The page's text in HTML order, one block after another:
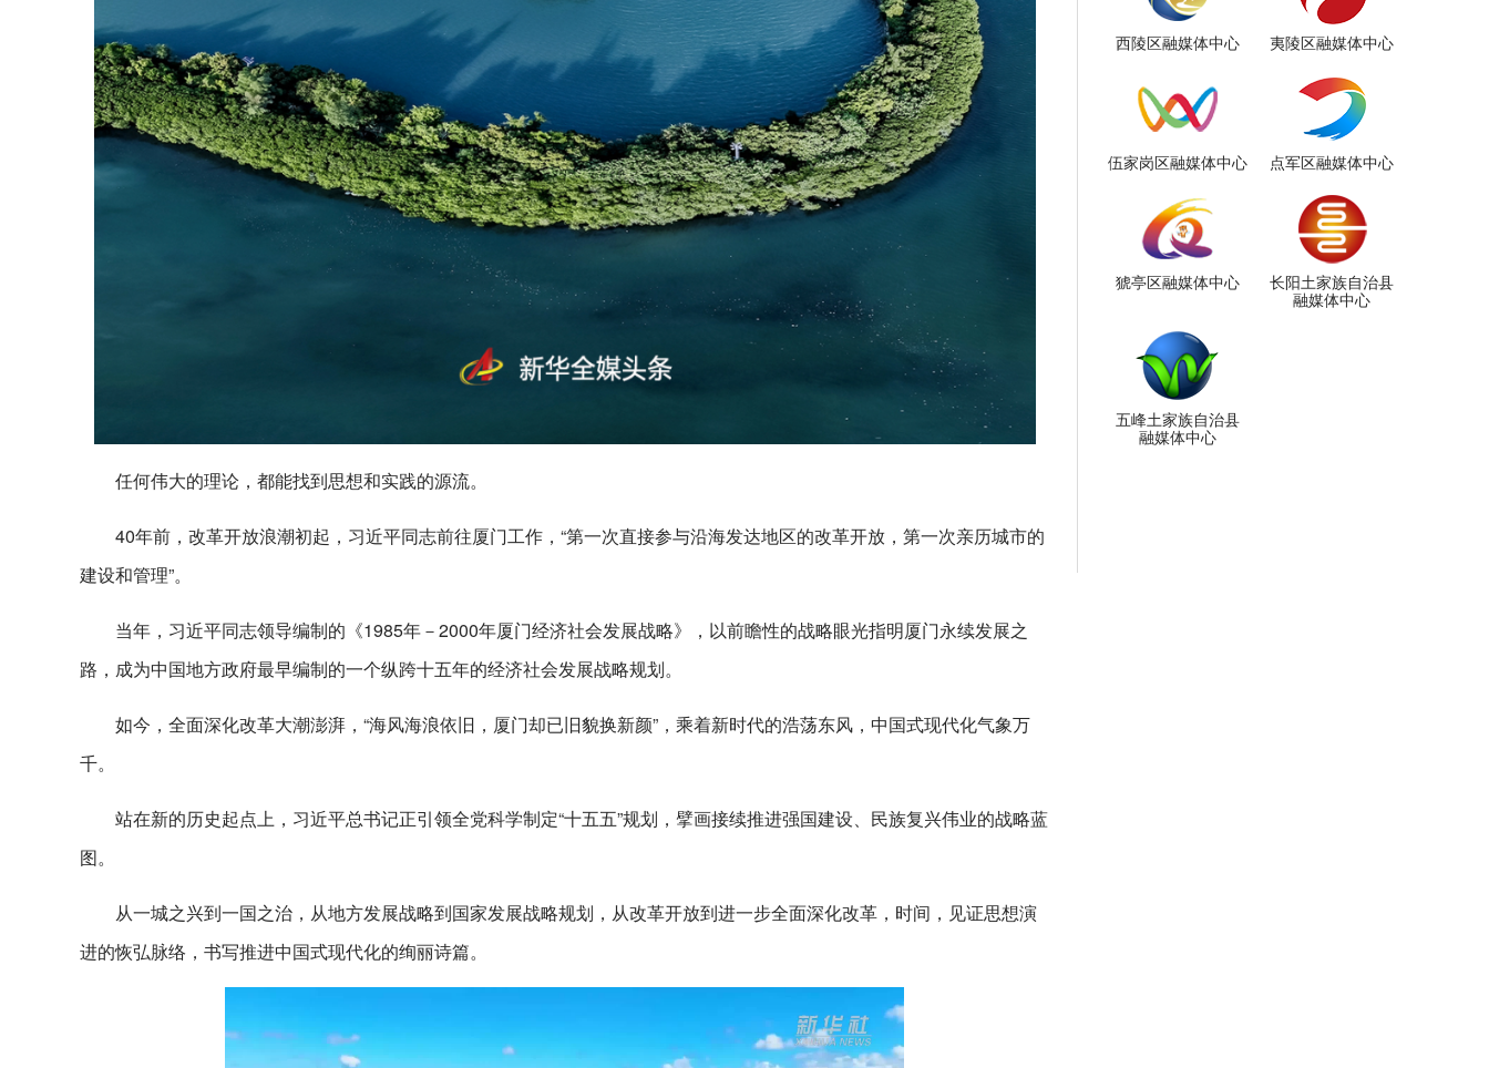
任何伟大的理论，都能找到思想和实践的源流。
40年前，改革开放浪潮初起，习近平同志前往厦门工作，“第一次直接参与沿海发达地区的改革开放，第一次亲历城市的
建设和管理”。
当年，习近平同志领导编制的《1985年－2000年厦门经济社会发展战略》，以前瞻性的战略眼光指明厦门永续发展之
路，成为中国地方政府最早编制的一个纵跨十五年的经济社会发展战略规划。
如今，全面深化改革大潮澎湃，“海风海浪依旧，厦门却已旧貌换新颜”，乘着新时代的浩荡东风，中国式现代化气象万
千。
站在新的历史起点上，习近平总书记正引领全党科学制定“十五五”规划，擘画接续推进强国建设、民族复兴伟业的战略蓝
图。
从一城之兴到一国之治，从地方发展战略到国家发展战略规划，从改革开放到进一步全面深化改革，时间，见证思想演
进的恢弘脉络，书写推进中国式现代化的绚丽诗篇。
西陵区融媒体中心 夷陵区融媒体中心
伍家岗区融媒体中心 点军区融媒体中心
猇亭区融媒体中心
长阳土家族自治县
融媒体中心
五峰土家族自治县
融媒体中心